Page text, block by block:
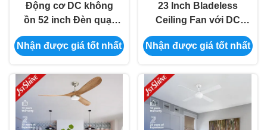
Động cơ DC không
ồn 52 inch Đèn quạt
trần LED có thể tắt
với ánh sáng có thể
Nhận được giá tốt nhất
23 Inch Bladeless
Ceiling Fan với DC
Motor RGB Light và
điều khiển từ xa cho
Nhận được giá tốt nhất